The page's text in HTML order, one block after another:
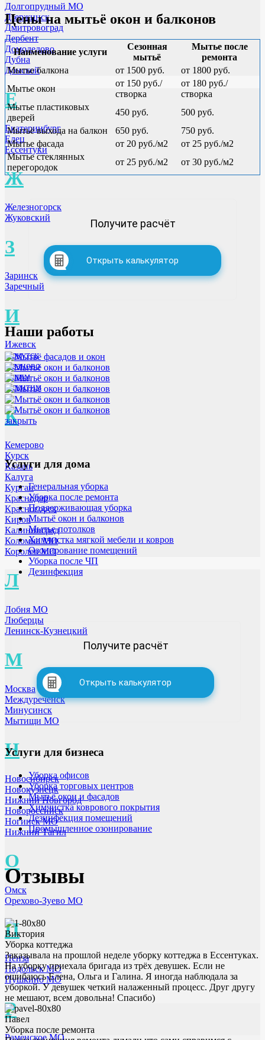
Долгопрудный МО
Дзержинск
Дмитровоград
Дербент
Домодедово
Дубна
Донской
Е
Екатеринбург
Елец
Ессентуки
Ж
Железногорск
Жуковский
З
Заринск
Заречный
И
Ижевск
Иркутск
Иваново
Ишим
Искитим
К
Кемерово
Курск
Казань
Калуга
Курган
Краснодар
Красногорск
Киров
Калининград
Коломна МО
Королев МО
Л
Лобня МО
Люберцы
Ленинск-Кузнецкий
М
Москва
Междуреченск
Минусинск
Мытищи МО
Н
Новосибирск
Новокузнецк
Нижний Новгород
Новороссийск
Ногинск МО
Нижний Тагил
О
Омск
Орехово-Зуево МО
П
Пенза
Подольск МО
Пушкино МО
Р
Раменское МО
Цены на мытьё окон и балконов
Наименование услуги
Сезонная
мытьё
Мытье после
ремонта
Мытье балкона
от 1500 руб.
от 1800 руб.
Мытье окон
от 150 руб./
створка
от 180 руб./
створка
Мытье пластиковых
дверей
450 руб.
500 руб.
Мытьё выхода на балкон
650 руб.
750 руб.
Мытье фасада
от 20 руб./м2
от 25 руб./м2
Мытье стеклянных
перегородок
от 25 руб./м2 от 30 руб./м2
Получите расчёт
Открыть калькулятор
Наши работы
закрыть
Услуги для дома
Генеральная уборка
Уборка после ремонта
Поддерживающая уборка
Мытьё окон и балконов
Мытье потолков
Химчистка мягкой мебели и ковров
Озонирование помещений
Уборка после ЧП
Дезинфекция
Получите расчёт
Открыть калькулятор
Услуги для бизнеса
Уборка офисов
Уборка торговых центров
Мытьё окон и фасадов
Химчистка коврового покрытия
Дезинфекция помещений
Промышленное озонирование
Отзывы
Виктория
Уборка коттеджа
Заказывала на прошлой неделе уборку коттеджа в Ессентуках.
На уборку приехала бригада из трёх девушек. Если не
ошибаюсь Елена, Ольга и Галина. Я иногда наблюдала за
уборкой. У девушек четкий налаженный процесс. Друг другу
не мешают, всем довольна! Спасибо)
Павел
Уборка после ремонта